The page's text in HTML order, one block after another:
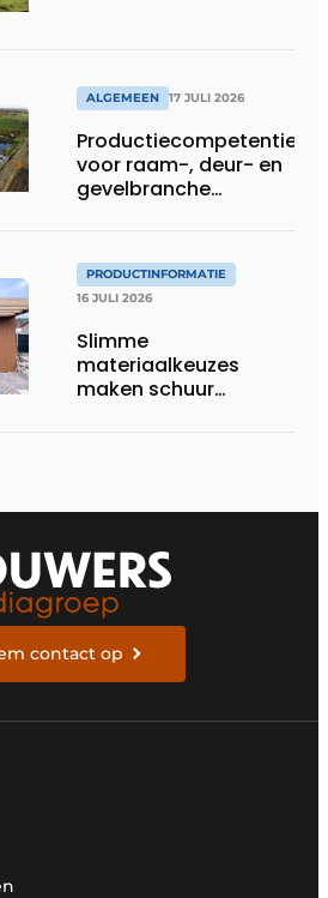
ALGEMEEN 17 JULI 2026
Productiecompetentie
voor raam-, deur- en
gevelbranche
PRODUCTINFORMATIE
16 JULI 2026
Slimme
materiaalkeuzes
maken schuur
contact op